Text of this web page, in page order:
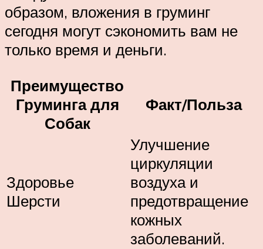
образом, вложения в груминг
сегодня могут сэкономить вам не
только время и деньги.
Преимущество
Груминга для
Собак
Факт/Польза
Здоровье
Шерсти
Улучшение
циркуляции
воздуха и
предотвращение
кожных
заболеваний.